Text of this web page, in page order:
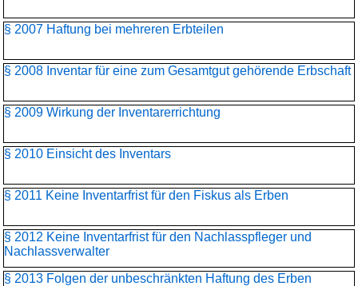
§ 2007 Haftung bei mehreren Erbteilen
§ 2008 Inventar für eine zum Gesamtgut gehörende Erbschaft
§ 2009 Wirkung der Inventarerrichtung
§ 2010 Einsicht des Inventars
§ 2011 Keine Inventarfrist für den Fiskus als Erben
§ 2012 Keine Inventarfrist für den Nachlasspfleger und
Nachlassverwalter
§ 2013 Folgen der unbeschränkten Haftung des Erben